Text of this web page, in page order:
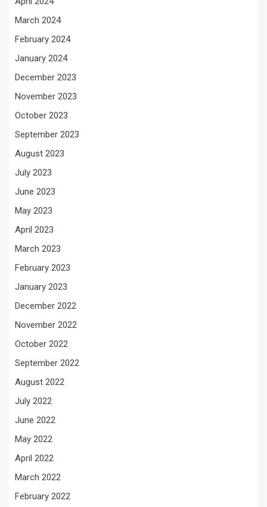
March 2024
February 2024
January 2024
December 2023
November 2023
October 2023
September 2023
August 2023
July 2023
June 2023
May 2023
April 2023
March 2023
February 2023
January 2023
December 2022
November 2022
October 2022
September 2022
August 2022
July 2022
June 2022
May 2022
April 2022
March 2022
February 2022